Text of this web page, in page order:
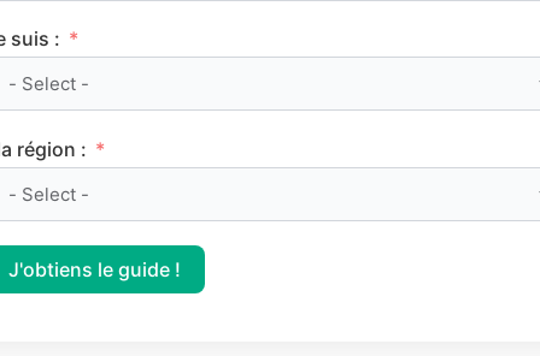
Manon Lescaut, Abbé Prévost : résumé et
analyse de l’œuvre
FRANÇAIS
suis :
région :
J'obtiens le guide !